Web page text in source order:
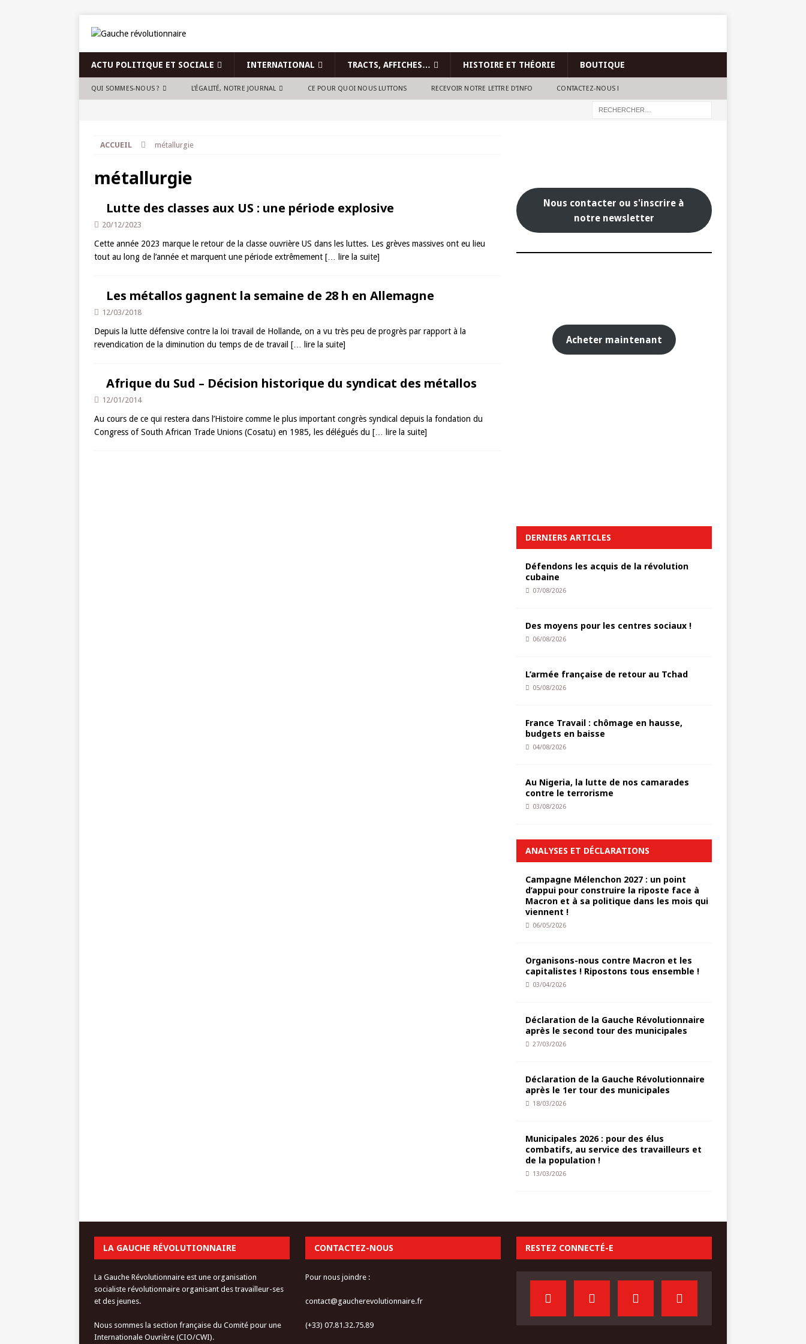
ACTU POLITIQUE ET SOCIALE INTERNATIONAL TRACTS, AFFICHES… HISTOIRE ET THÉORIE BOUTIQUE
QUI SOMMES-NOUS ? L’ÉGALITÉ, NOTRE JOURNAL CE POUR QUOI NOUS LUTTONS RECEVOIR NOTRE LETTRE D’INFO CONTACTEZ-NOUS !
ACCUEIL métallurgie
métallurgie
Lutte des classes aux US : une période explosive
20/12/2023
Cette année 2023 marque le retour de la classe ouvrière US dans les luttes. Les grèves massives ont eu lieu
tout au long de l’année et marquent une période extrêmement [… lire la suite]
Les métallos gagnent la semaine de 28 h en Allemagne
12/03/2018
Depuis la lutte défensive contre la loi travail de Hollande, on a vu très peu de progrès par rapport à la
revendication de la diminution du temps de de travail [… lire la suite]
Afrique du Sud – Décision historique du syndicat des métallos
12/01/2014
Au cours de ce qui restera dans l’Histoire comme le plus important congrès syndical depuis la fondation du
Congress of South African Trade Unions (Cosatu) en 1985, les délégués du [… lire la suite]
Nous contacter ou s'inscrire à
notre newsletter
Acheter maintenant
DERNIERS ARTICLES
Défendons les acquis de la révolution
cubaine
07/08/2026
Des moyens pour les centres sociaux !
06/08/2026
L’armée française de retour au Tchad
05/08/2026
France Travail : chômage en hausse,
budgets en baisse
04/08/2026
Au Nigeria, la lutte de nos camarades
contre le terrorisme
03/08/2026
ANALYSES ET DÉCLARATIONS
Campagne Mélenchon 2027 : un point
d’appui pour construire la riposte face à
Macron et à sa politique dans les mois qui
viennent !
06/05/2026
Organisons-nous contre Macron et les
capitalistes ! Ripostons tous ensemble !
03/04/2026
Déclaration de la Gauche Révolutionnaire
après le second tour des municipales
27/03/2026
Déclaration de la Gauche Révolutionnaire
après le 1er tour des municipales
18/03/2026
Municipales 2026 : pour des élus
combatifs, au service des travailleurs et
de la population !
13/03/2026
LA GAUCHE RÉVOLUTIONNAIRE
La Gauche Révolutionnaire est une organisation
socialiste révolutionnaire organisant des travailleur-ses
et des jeunes.
Nous sommes la section française du Comité pour une
Internationale Ouvrière (CIO/CWI).
CONTACTEZ-NOUS
Pour nous joindre :
contact@gaucherevolutionnaire.fr
(+33) 07.81.32.75.89
RESTEZ CONNECTÉ-E